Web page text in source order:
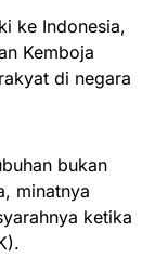
ke Indonesia,
Kemboja
di negara
bukan
minatnya
ketika